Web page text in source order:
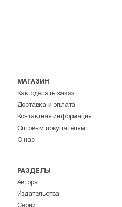
МАГАЗИН
Как сделать заказ
Доставка и оплата
Контактная информация
Оптовым покупателям
О нас
РАЗДЕЛЫ
Авторы
Издательства